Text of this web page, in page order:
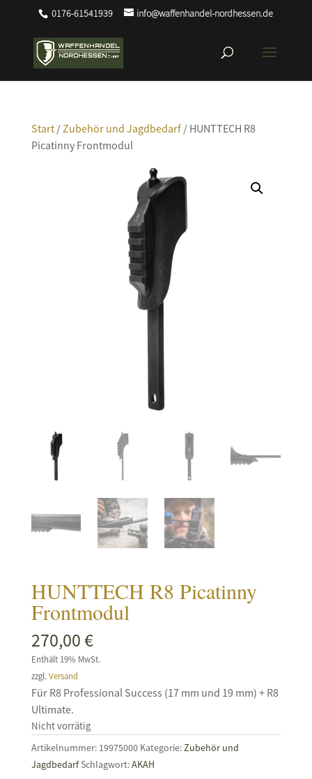
0176-61541939 info@waffenhandel-nordhessen.de
Start/Zubehör und Jagdbedarf/ HUNTTECH R8
Picatinny Frontmodul
HUNTTECH R8 Picatinny
Frontmodul
270,00€
Enthält 19% MwSt.
zzgl.Versand
Für R8 Professional Success (17 mm und 19 mm) + R8
Ultimate.
Nicht vorrätig
Artikelnummer: 19975000 Kategorie:Zubehör und
JagdbedarfSchlagwort:AKAH